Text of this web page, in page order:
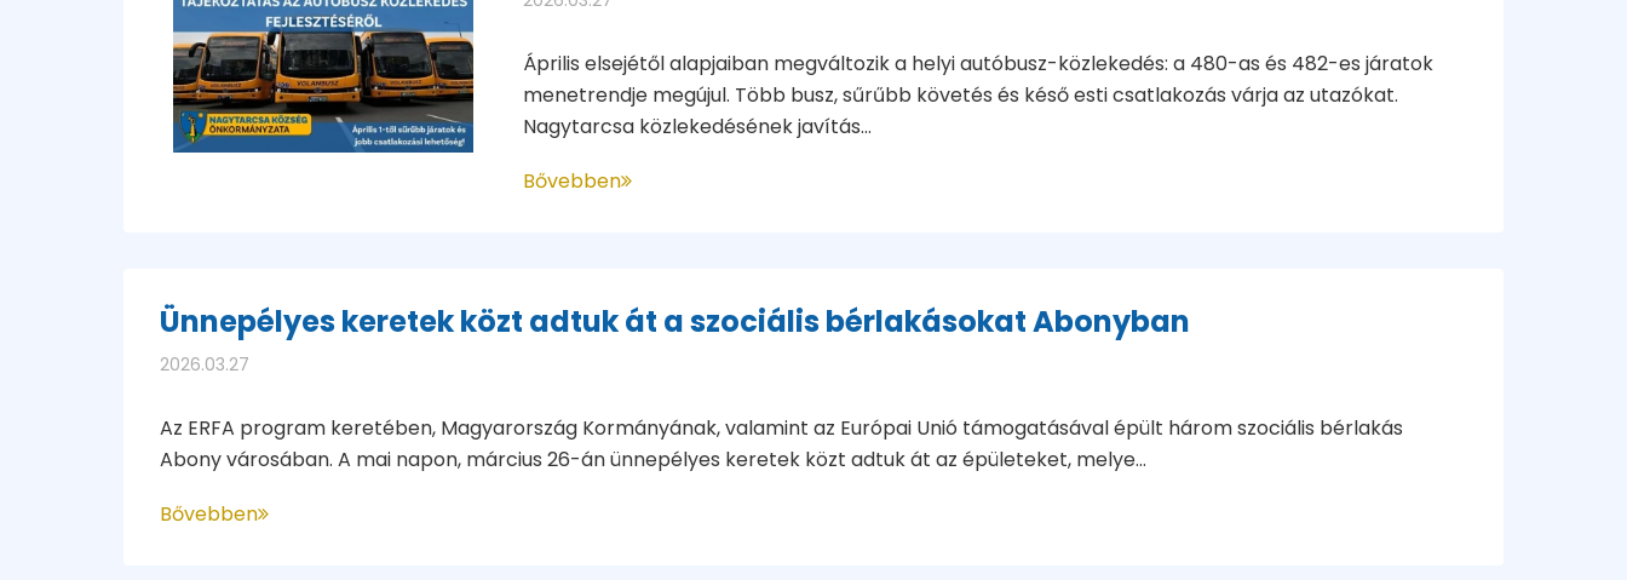
Április elsejétől alapjaiban megváltozik a helyi autóbusz-közlekedés: a 480-as és 482-es járatok
menetrendje megújul. Több busz, sűrűbb követés és késő esti csatlakozás várja az utazókat.
Nagytarcsa közlekedésének javítás...
Bővebben
Ünnepélyes keretek közt adtuk át a szociális bérlakásokat Abonyban
2026.03.27
Az ERFA program keretében, Magyarország Kormányának, valamint az Európai Unió támogatásával épült három szociális bérlakás
Abony városában. A mai napon, március 26-án ünnepélyes keretek közt adtuk át az épületeket, melye...
Bővebben